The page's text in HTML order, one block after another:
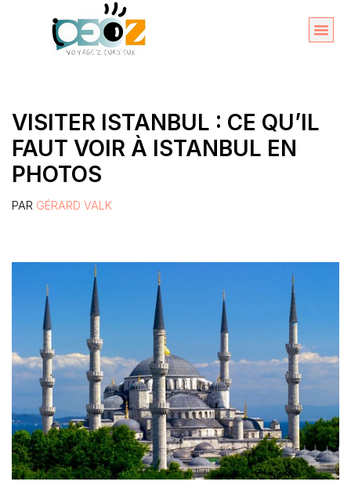
VISITER ISTANBUL : CE QU’IL
FAUT VOIR À ISTANBUL EN
PHOTOS
PAR GÉRARD VALK